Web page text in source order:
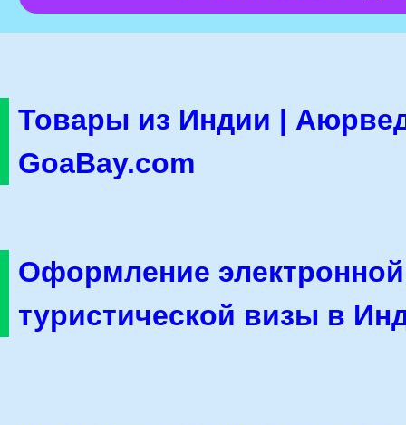
Товары из Индии |
GoaBay.com
Оформление электронной
туристической визы в